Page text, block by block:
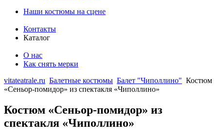
Наши костюмы на сцене
Контакты
Каталог
О нас
Как снять мерки
vitateatrale.ru Балетные костюмы Балет "Чиполлино" Костюм
«Сеньор-помидор» из спектакля «Чиполлино»
Костюм «Сеньор-помидор» из
спектакля «Чиполлино»